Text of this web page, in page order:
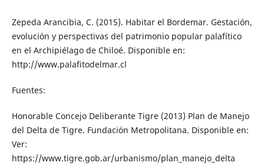
Zepeda Arancibia, C. (2015). Habitar el Bordemar. Gestación,
evolución y perspectivas del patrimonio popular palafítico
en el Archipiélago de Chiloé. Disponible en:
http://www.palafitodelmar.cl
Fuentes:
Honorable Concejo Deliberante Tigre (2013) Plan de Manejo
del Delta de Tigre. Fundación Metropolitana. Disponible en:
Ver:
https://www.tigre.gob.ar/urbanismo/plan_manejo_delta